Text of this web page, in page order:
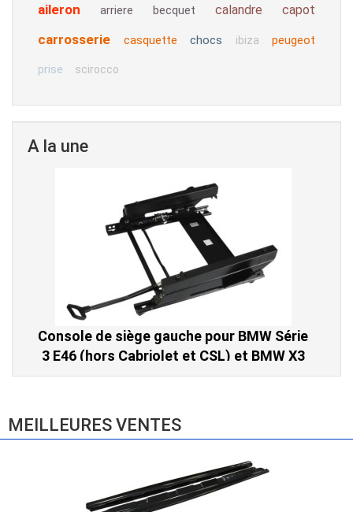
aileron arriere becquet calandre capot
carrosserie casquette chocs ibiza peugeot
prise scirocco
A la une
Console de siège gauche pour BMW Série
3 E46 (hors Cabriolet et CSL) et BMW X3
E83 (2004-2010)
MEILLEURES VENTES